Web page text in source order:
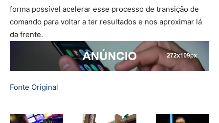
forma possível acelerar esse processo de transição de
comando para voltar a ter resultados e nos aproximar lá
da frente.
Fonte Original